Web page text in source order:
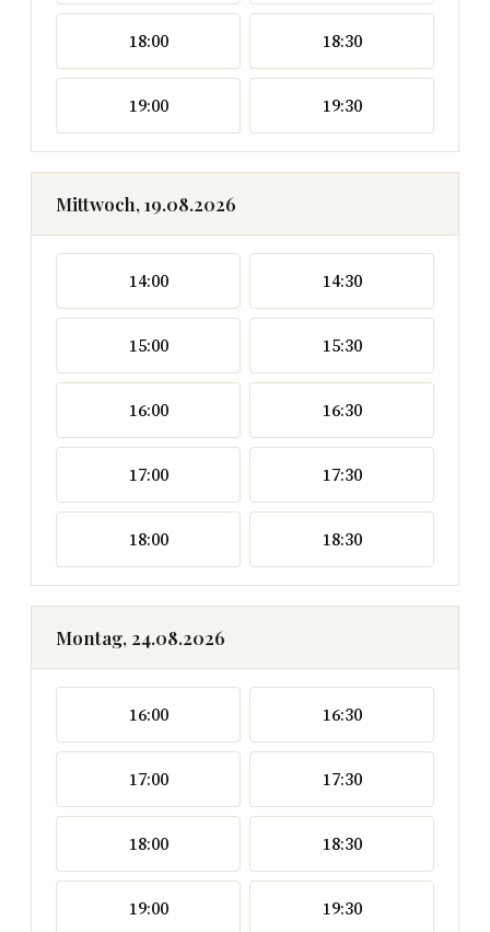
18:00 18:30
19:00 19:30
Mittwoch, 19.08.2026
14:00 14:30
15:00 15:30
16:00 16:30
17:00 17:30
18:00 18:30
Montag, 24.08.2026
16:00 16:30
17:00 17:30
18:00 18:30
19:00 19:30